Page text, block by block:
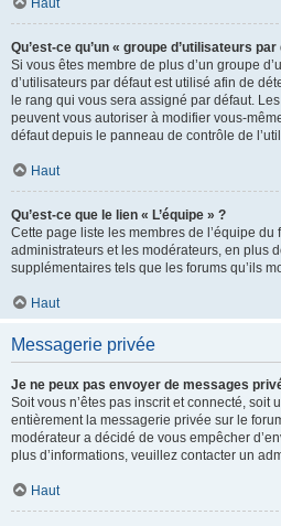
Haut
Qu’est-ce qu’un « groupe d’utilisateurs
Si vous êtes membre de plus d’un groupe
d’utilisateurs par défaut est utilisé afin de
le rang qui vous sera assigné par défaut.
peuvent vous autoriser à modifier vous-
défaut depuis le panneau de contrôle de
Haut
Qu’est-ce que le lien « L’équipe » ?
Cette page liste les membres de l’équipe du
administrateurs et les modérateurs, en plus
supplémentaires tels que les forums qu’ils
Haut
Messagerie privée
Je ne peux pas envoyer de messages
Soit vous n’êtes pas inscrit et connecté, soit
entièrement la messagerie privée sur le
modérateur a décidé de vous empêcher
plus d’informations, veuillez contacter un
Haut